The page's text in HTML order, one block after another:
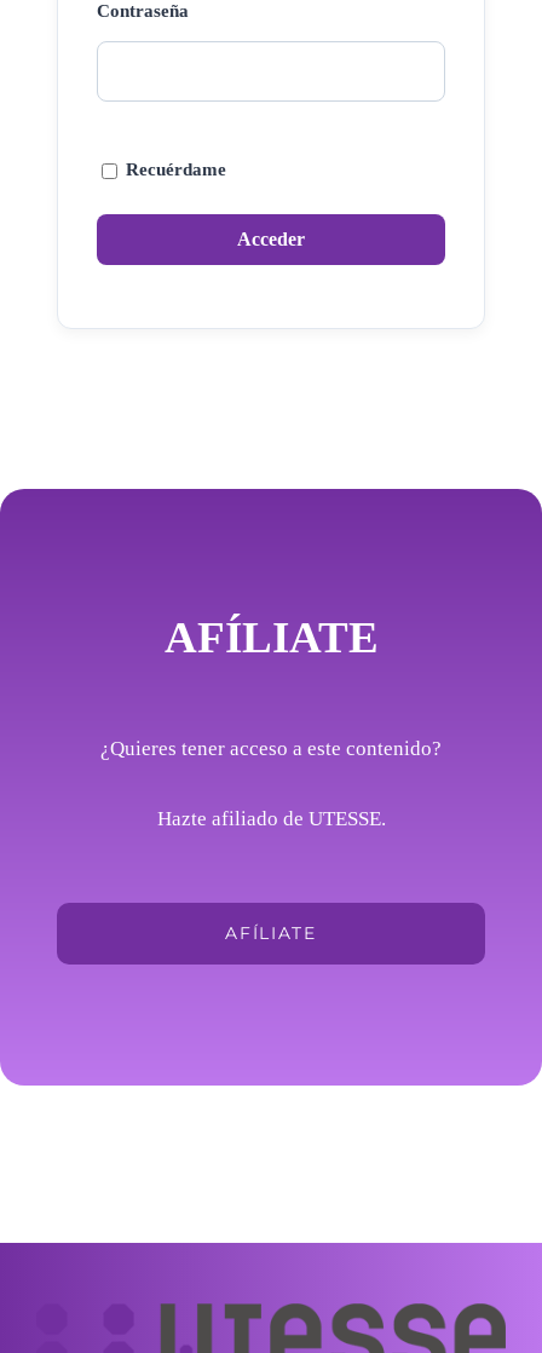
Contraseña
Recuérdame
AFÍLIATE
¿Quieres tener acceso a este contenido?
Hazte afiliado de UTESSE.
AFÍLIATE